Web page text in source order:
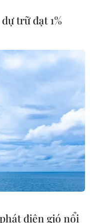
tôn
trữ đạt 1%
điện gió nổi